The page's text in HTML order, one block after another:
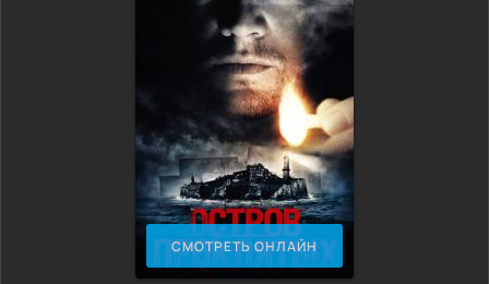
СМОТРЕТЬ ОНЛАЙН